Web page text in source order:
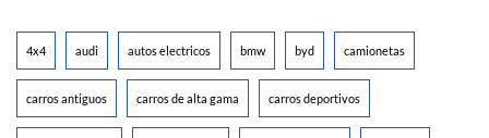
4x4 audi autos electricos bmw byd camionetas
carros antiguos carros de alta gama carros deportivos